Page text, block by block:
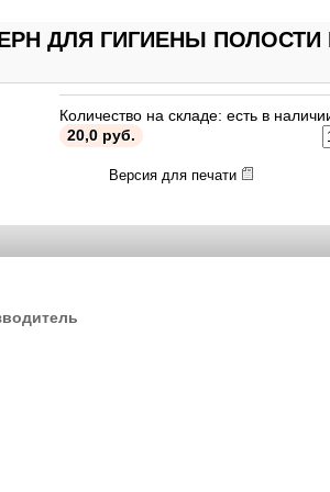
ДЛЯ ГИГИЕНЫ ПОЛОСТИ
Количество на складе: есть в
20,0 руб.
Версия для печати